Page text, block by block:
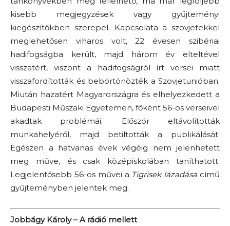
kisebb megjegyzések vagy gyűjteményi
kiegészítőkben szerepel. Kapcsolata a szovjetekkel
meglehetősen viharos volt, 22 évesen szibériai
hadifogságba került, majd három év elteltével
visszatért, viszont a hadifogságról írt versei miatt
visszafordították és bebörtönözték a Szovjetunióban.
Miután hazatért Magyarországra és elhelyezkedett a
Budapesti Műszaki Egyetemen, főként 56-os verseivel
akadtak problémái. Először eltávolították
munkahelyéről, majd betiltották a publikálását.
Egészen a hatvanas évek végéig nem jelenhetett
meg műve, és csak középiskolában taníthatott.
Legjelentősebb 56-os művei a Tigrisek lázadása című
gyűjteményben jelentek meg.
Jobbágy Károly – A rádió mellett